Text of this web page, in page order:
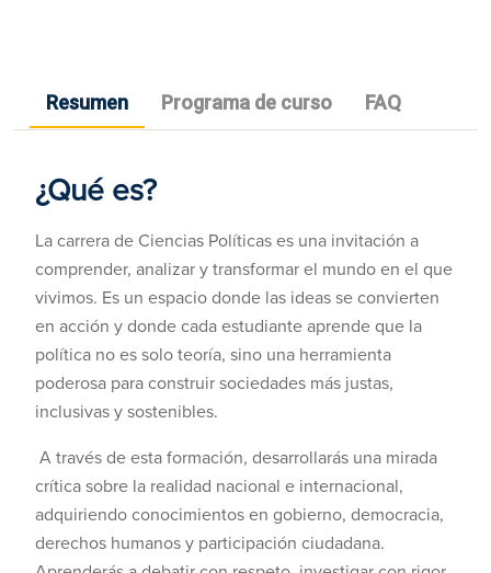
Resumen Programa de curso FAQ
¿Qué es?
La carrera de Ciencias Políticas es una invitación a
comprender, analizar y transformar el mundo en el que
vivimos. Es un espacio donde las ideas se convierten
en acción y donde cada estudiante aprende que la
política no es solo teoría, sino una herramienta
poderosa para construir sociedades más justas,
inclusivas y sostenibles.
A través de esta formación, desarrollarás una mirada
crítica sobre la realidad nacional e internacional,
adquiriendo conocimientos en gobierno, democracia,
derechos humanos y participación ciudadana.